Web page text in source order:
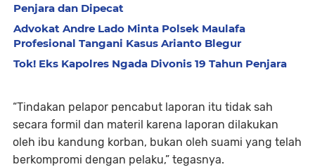
Penjara dan Dipecat
Advokat Andre Lado Minta Polsek Maulafa
Profesional Tangani Kasus Arianto Blegur
Tok! Eks Kapolres Ngada Divonis 19 Tahun Penjara
“Tindakan pelapor pencabut laporan itu tidak sah
secara formil dan materil karena laporan dilakukan
oleh ibu kandung korban, bukan oleh suami yang telah
berkompromi dengan pelaku,” tegasnya.